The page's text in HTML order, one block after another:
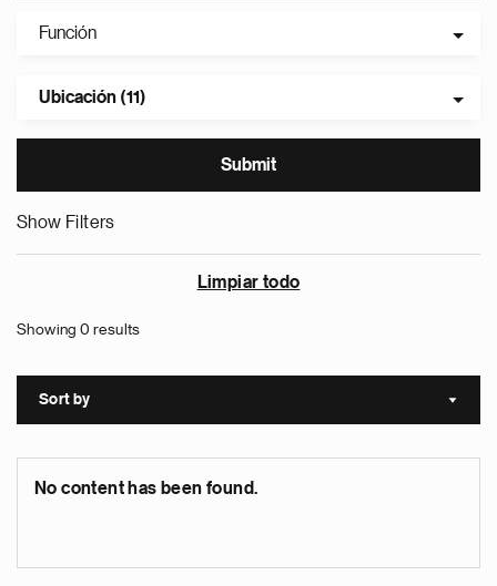
Función
Ubicación (11)
Show Filters
Limpiar todo
Showing 0 results
Sort by Sort
No content has been found.